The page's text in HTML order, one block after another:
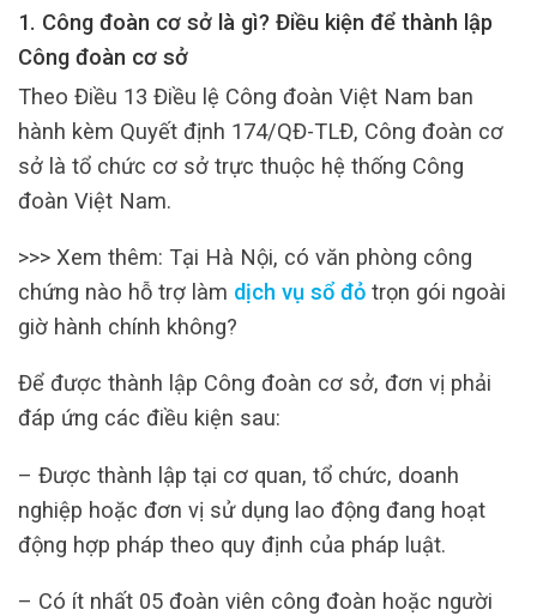
1. Công đoàn cơ sở là gì? Điều kiện để thành lập
Công đoàn cơ sở
Theo Điều 13 Điều lệ Công đoàn Việt Nam ban
hành kèm Quyết định 174/QĐ-TLĐ, Công đoàn cơ
sở là tổ chức cơ sở trực thuộc hệ thống Công
đoàn Việt Nam.
>>> Xem thêm: Tại Hà Nội, có văn phòng công
chứng nào hỗ trợ làm dịch vụ sổ đỏ trọn gói ngoài
giờ hành chính không?
Để được thành lập Công đoàn cơ sở, đơn vị phải
đáp ứng các điều kiện sau:
– Được thành lập tại cơ quan, tổ chức, doanh
nghiệp hoặc đơn vị sử dụng lao động đang hoạt
động hợp pháp theo quy định của pháp luật.
– Có ít nhất 05 đoàn viên công đoàn hoặc người